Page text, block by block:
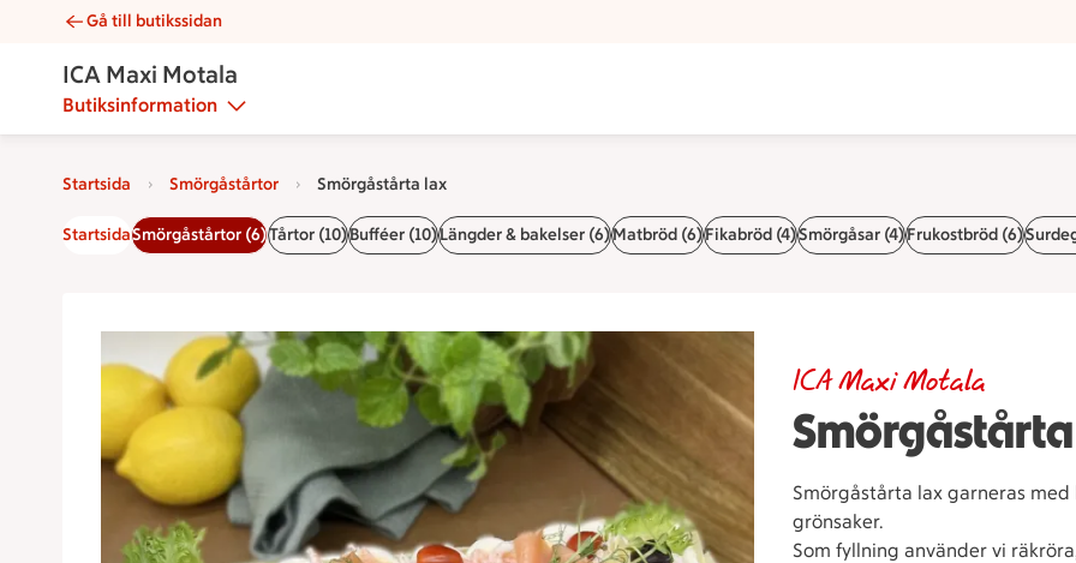
Smörgåstårta lax | Catering ICA Maxi Motala
Gå till butikssidan
ICA Maxi Motala
Butiksinformation
Startsida Smörgåstårtor Smörgåstårta lax
StartsidaSmörgåstårtor (6)Tårtor (10)Bufféer (10)Längder & bakelser (6)Matbröd (6)Fikabröd (4)Smörgåsar (4)Frukostbröd (6)
ICA Maxi Motala
Smörgåstårta lax garneras
grönsaker.
Som fyllning använder vi